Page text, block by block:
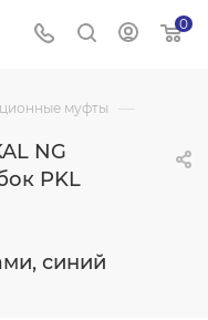
0
муфты —
NG
PKL
синий